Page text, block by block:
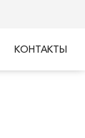
КОНТАКТЫ